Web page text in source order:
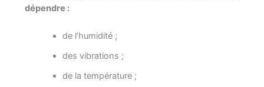
dépendre :
de l’humidité ;
des vibrations ;
de la température ;